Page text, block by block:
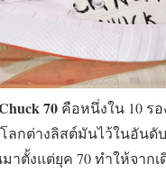
70 คือหนึ่งใน 10 ร
ลกต่างลิสต์มันไว้ในอันดั
าตั้งแต่ยุค 70 ทำให้จาก